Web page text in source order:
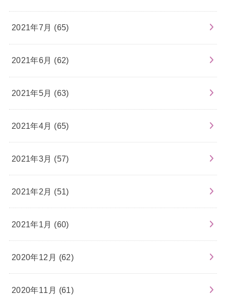
2021年7月 (65)
2021年6月 (62)
2021年5月 (63)
2021年4月 (65)
2021年3月 (57)
2021年2月 (51)
2021年1月 (60)
2020年12月 (62)
2020年11月 (61)